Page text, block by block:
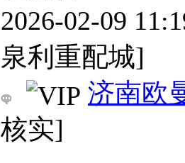
2026-02-09
泉利重配城]
济南欧
核实]